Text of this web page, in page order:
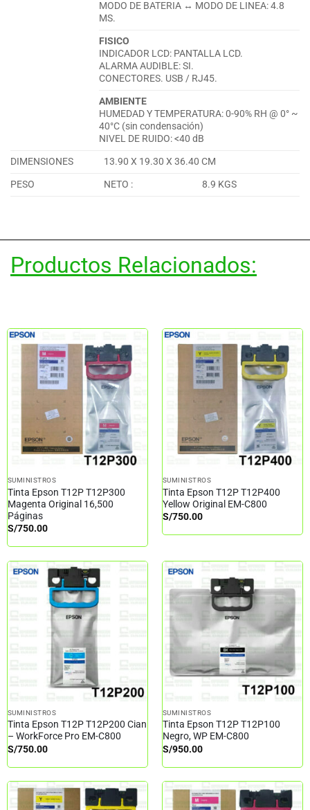
MODO DE BATERIA ↔ MODO DE LINEA: 4.8
MS.
FISICO
INDICADOR LCD: PANTALLA LCD.
ALARMA AUDIBLE: SI.
CONECTORES. USB / RJ45.
AMBIENTE
HUMEDAD Y TEMPERATURA: 0-90% RH @ 0° ~
40°C (sin condensación)
NIVEL DE RUIDO: <40 dB
DIMENSIONES
13.90 X 19.30 X 36.40 CM
PESO
NETO : 8.9 KGS
Productos Relacionados:
SUMINISTROS
Tinta Epson T12P T12P300
Magenta Original 16,500
Páginas
S/750.00
SUMINISTROS
Tinta Epson T12P T12P400
Yellow Original EM-C800
S/750.00
SUMINISTROS
Tinta Epson T12P T12P200 Cian
– WorkForce Pro EM-C800
S/750.00
SUMINISTROS
Tinta Epson T12P T12P100
Negro, WP EM-C800
S/950.00